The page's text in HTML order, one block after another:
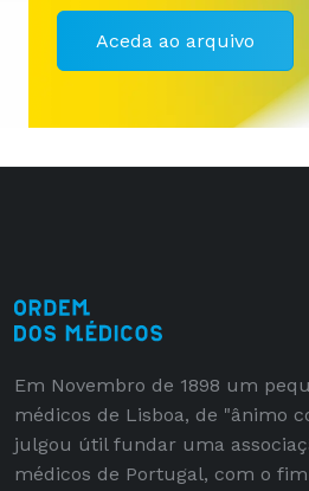
Aceda ao arquivo
Em Novembro de 1898 um
médicos de Lisboa, de "ânimo
julgou útil fundar uma
médicos de Portugal, com o